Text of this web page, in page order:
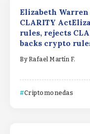
Elizabeth
CLARITY
rules, rejects
backs crypto
By Rafael Martín F.
Criptomonedas